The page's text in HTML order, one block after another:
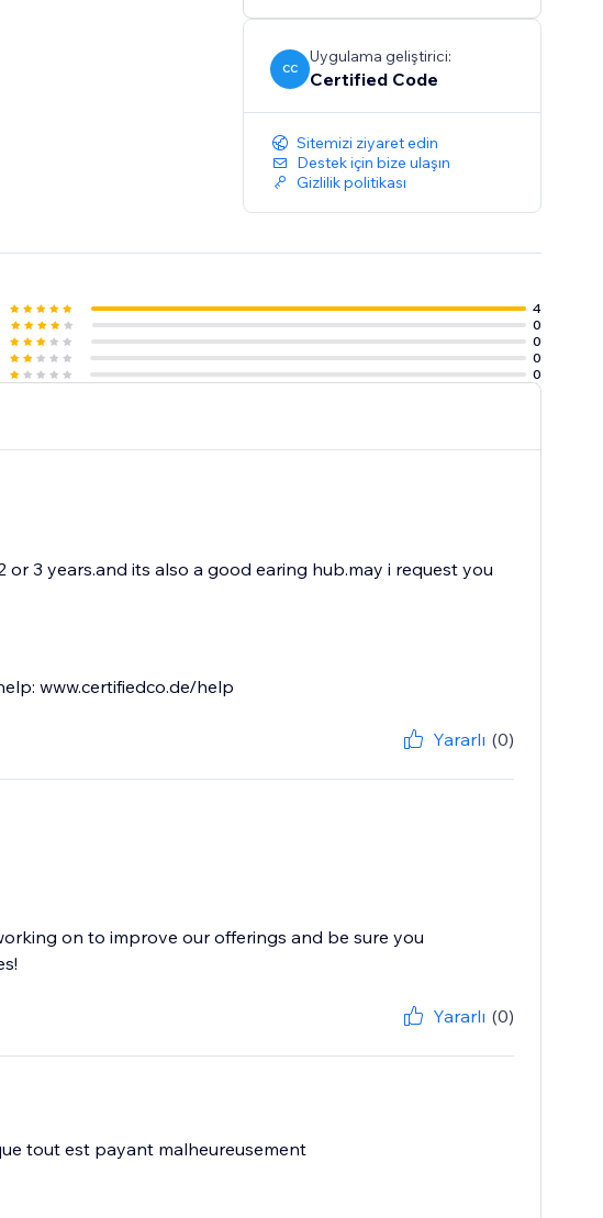
CC
Uygulama geliştirici:
Certified Code
Sitemizi ziyaret edin
Destek için bize ulaşın
Gizlilik politikası
4
0
0
0
0
3 years.and its also a good earing hub.may i request you
www.certifiedco.de/help
Yararlı (0)
on to improve our offerings and be sure you
Yararlı (0)
tout est payant malheureusement